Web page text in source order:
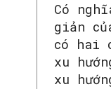
Có
giản
có hai
xu
xu